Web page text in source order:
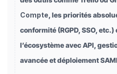
Compte, les priorités
conformité (RGPD, SSO,
l’écosystème avec API,
avancée et déploiement